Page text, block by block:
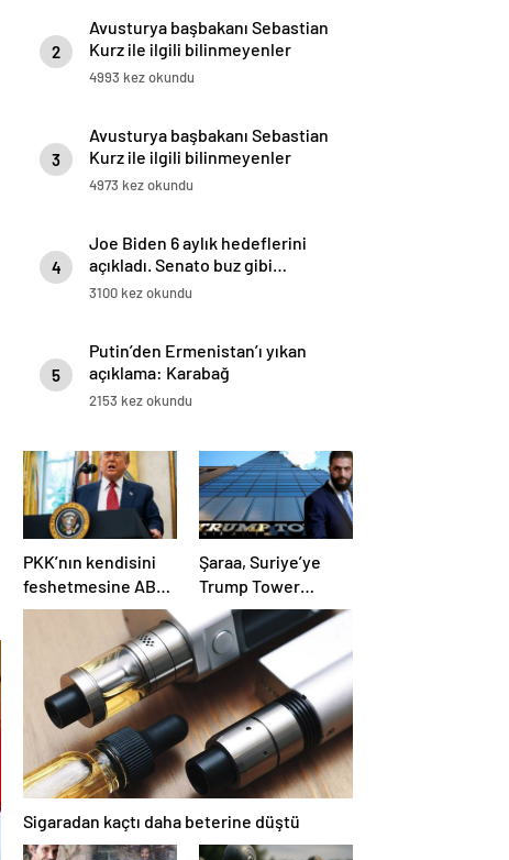
2
Avusturya başbakanı Sebastian
Kurz ile ilgili bilinmeyenler
4993 kez okundu
3
Avusturya başbakanı Sebastian
Kurz ile ilgili bilinmeyenler
4973 kez okundu
4
Joe Biden 6 aylık hedeflerini
açıkladı. Senato buz gibi…
3100 kez okundu
5
Putin’den Ermenistan’ı yıkan
açıklama: Karabağ
Azerbaycan’ın ayrılmaz bir
2153 kez okundu
PKK’nın kendisini
feshetmesine ABD
ne diyor? İlk
Şaraa, Suriye’ye
Trump Tower
dikmeye hazır:
Yaptırımlar bitsin
yeter
Sigaradan kaçtı daha beterine düştü